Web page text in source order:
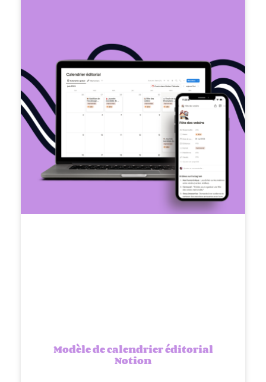
Modèle de calendrier éditorial
Notion